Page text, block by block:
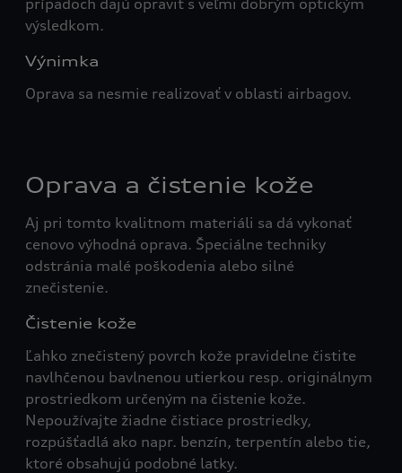
prípadoch dajú opraviť s veľmi dobrým optickým
výsledkom.
Výnimka
Oprava sa nesmie realizovať v oblasti airbagov.
Oprava a čistenie kože
Aj pri tomto kvalitnom materiáli sa dá vykonať
cenovo výhodná oprava. Špeciálne techniky
odstránia malé poškodenia alebo silné
znečistenie.
Čistenie kože
Ľahko znečistený povrch kože pravidelne čistite
navlhčenou bavlnenou utierkou resp. originálnym
prostriedkom určeným na čistenie kože.
Nepoužívajte žiadne čistiace prostriedky,
rozpúšťadlá ako napr. benzín, terpentín alebo tie,
ktoré obsahujú podobné latky.